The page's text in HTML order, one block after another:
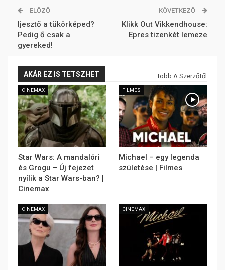
ELŐZŐ
Ijesztő a tükörképed?
Pedig ő csak a
gyereked!
KÖVETKEZŐ
Klikk Out Vikkendhouse:
Epres tizenkét lemeze
AKÁR EZ IS TETSZHET Több A Szerzőtől
CINEMAX
Star Wars: A mandalóri
és Grogu – Új fejezet
nyílik a Star Wars-ban? |
Cinemax
FILMES
Michael – egy legenda
születése | Filmes
CINEMAX CINEMAX